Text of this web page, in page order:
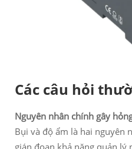
Các câu hỏi
Nguyên nhân chính gây
Bụi và độ ẩm là hai nguyên
gián đoạn khả năng quản